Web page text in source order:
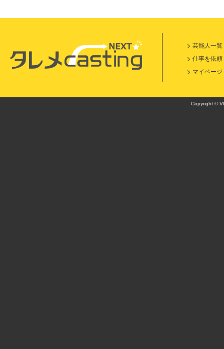
芸能人一覧
仕事を依頼
マイページ
Copyright ©